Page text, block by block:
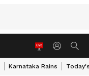
Karnataka Rains